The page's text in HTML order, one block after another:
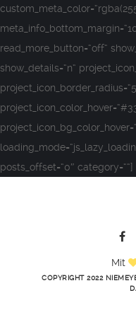
read_more_button=“off“
show_details=“n“
posts_offset=“0″ category=““]
Mit
COPYRIGHT 2022